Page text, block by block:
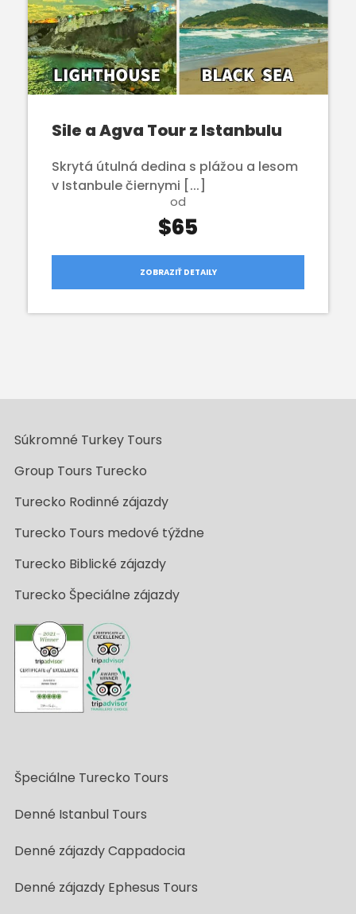
Sile a Agva Tour z Istanbulu
Skrytá útulná dedina s plážou a lesom
v Istanbule čiernymi [...]
od
$65
ZOBRAZIŤ DETAILY
Súkromné Turkey Tours
Group Tours Turecko
Turecko Rodinné zájazdy
Turecko Tours medové týždne
Turecko Biblické zájazdy
Turecko Špeciálne zájazdy
Špeciálne Turecko Tours
Denné Istanbul Tours
Denné zájazdy Cappadocia
Denné zájazdy Ephesus Tours